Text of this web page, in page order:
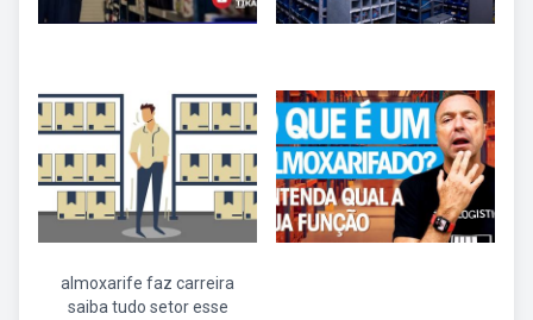
almoxarife faz carreira
saiba tudo setor esse